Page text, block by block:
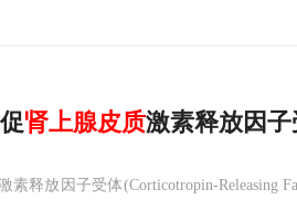
肾上腺皮质激素释放因
素释放因子受体(Corticotropin-Releasing